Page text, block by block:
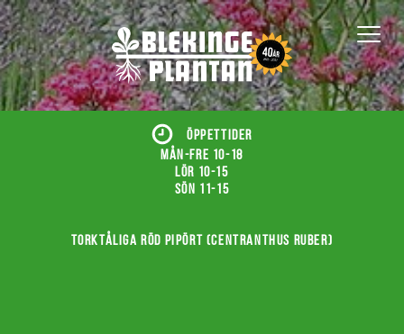
ÖPPETTIDER
Mån-fre 10-18
Lör 10-15
Sön 11-15
Torktåliga röd pipört (Centranthus ruber)